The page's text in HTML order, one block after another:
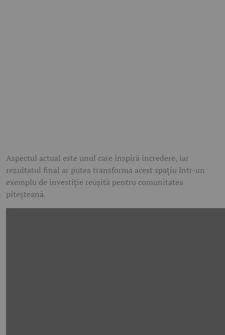
Aspectul actual este unul care inspiră încredere, iar
rezultatul final ar putea transforma acest spațiu într-un
exemplu de investiție reușită pentru comunitatea
piteșteană.